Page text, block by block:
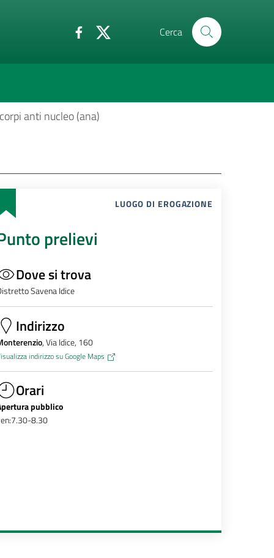
Cerca
anti nucleo (ana)
LUOGO DI EROGAZIONE
prelievi
Dove si trova
Savena Idice
Indirizzo
, Via Idice, 160
indirizzo su Google Maps
Orari
pubblico
8.30